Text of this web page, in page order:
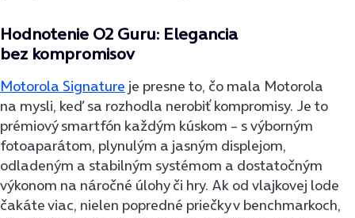
Hodnotenie O2 Guru: Elegancia
bez kompromisov
Motorola Signature je presne to, čo mala Motorola
na mysli, keď sa rozhodla nerobiť kompromisy. Je to
prémiový smartfón každým kúskom – s výborným
fotoaparátom, plynulým a jasným displejom,
odladeným a stabilným systémom a dostatočným
výkonom na náročné úlohy či hry. Ak od vlajkovej lode
čakáte viac, nielen popredné priečky v benchmarkoch,